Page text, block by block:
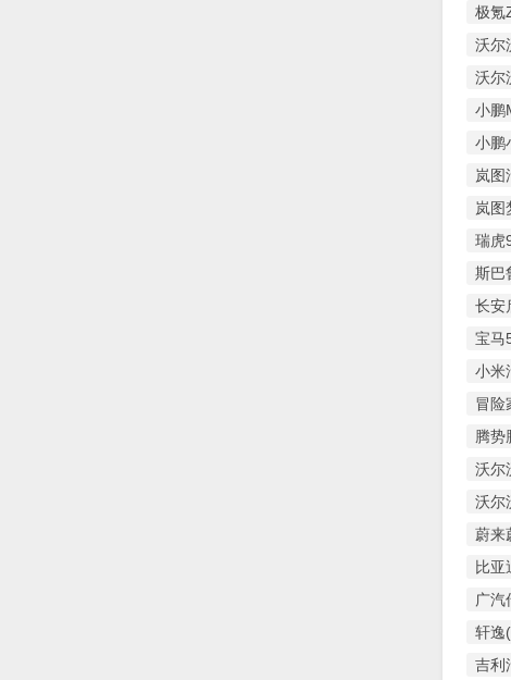
极氪
沃尔
沃尔
小鹏
小鹏
岚图
岚图
瑞虎
斯巴
长安
宝马
小米
冒险
腾势
沃尔
沃尔
蔚来
比亚
广汽
轩逸
吉利